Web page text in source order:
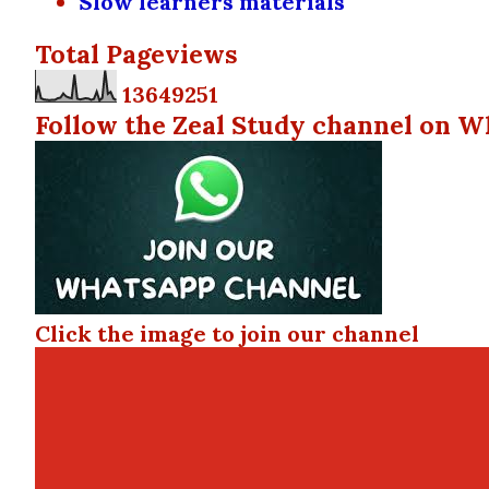
Total Pageviews
13649251
Follow the Zeal Study channel on
Click the image to join our channel